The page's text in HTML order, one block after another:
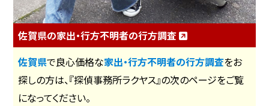
佐賀県の家出・行方不明者の行方調査
佐賀県で良心価格な家出・行方不明者の行方調査をお
探しの方は、『探偵事務所ラクヤス』の次のページをご覧
になってください。